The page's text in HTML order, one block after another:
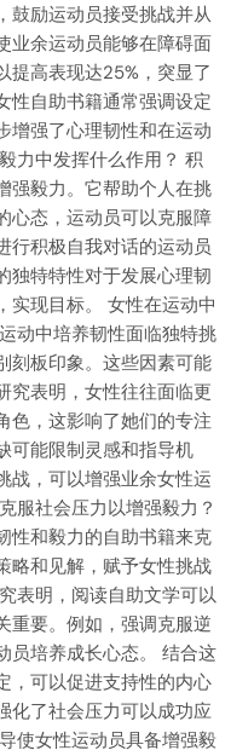
鼓励运动员接受挑战并从
业余运动员能够在障碍面
提高表现达25%，突显了
性自助书籍通常强调设定
增强了心理韧性和在运动
力中发挥什么作用？ 积
强毅力。它帮助个人在挑
心态，运动员可以克服障
行积极自我对话的运动员
独特特性对于发展心理韧
实现目标。 女性在运动中
动中培养韧性面临独特挑
刻板印象。这些因素可能
究表明，女性往往面临更
色，这影响了她们的专注
可能限制灵感和指导机
战，可以增强业余女性运
服社会压力以增强毅力？
性和毅力的自助书籍来克
略和见解，赋予女性挑战
表明，阅读自助文学可以
重要。例如，强调克服逆
员培养成长心态。 结合这
，可以促进支持性的内心
化了社会压力可以成功应
使女性运动员具备增强毅